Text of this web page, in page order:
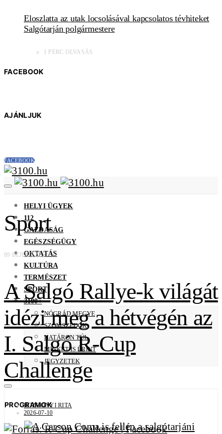
Eloszlatta az utak locsolásával kapcsolatos tévhiteket
Salgótarján polgármestere
1 PERC OLVASÁS
FACEBOOK
AJÁNLJUK
FACEBOOK
HELYI ÜGYEK
112
GAZDASÁG
EGÉSZSÉGÜGY
OKTATÁS
KULTÚRA
TERMÉSZET
SPORT
3100+
NÓGRÁD MEGYE
SZOMSZÉDOK
HATÁRON TÚL
MINKET IS ÉRINT
JEGYZETEK
PROGRAMOK
Sport
89 BEJEGYZÉS
A Salgó Rallye-k világát
idézi meg a hétvégén az
I. Salgó R-Cup
Challenge
ROZGONYI RITA
2026-07-10